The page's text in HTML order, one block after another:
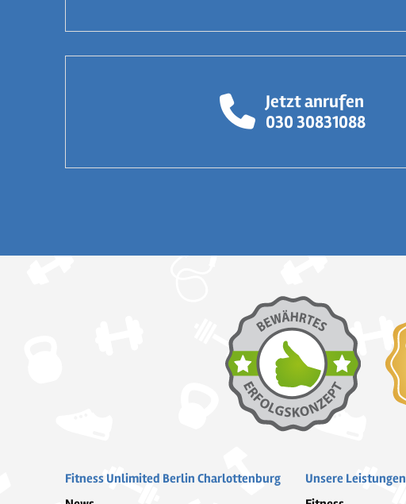
Jetzt anrufen
030 30831088
Fitness Unlimited Berlin Charlottenburg
Unsere Leistungen